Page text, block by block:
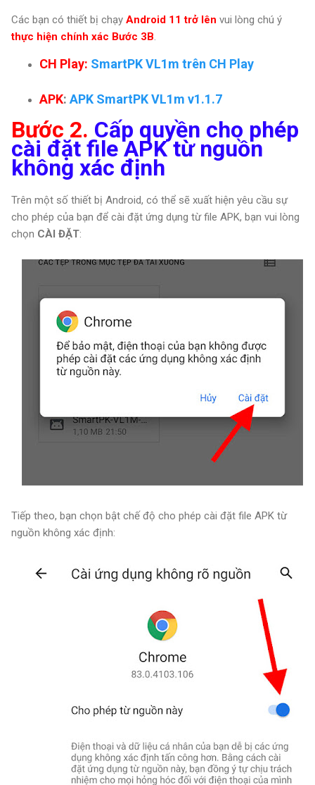
Các bạn có thiết bị chạy Android 11 trở lên vui lòng chú ý
thực hiện chính xác Bước 3B
CH Play: SmartPK VL1m trên CH Play
APK: APK SmartPK VL1m v1.1.7
Bước 2. Cấp quyền cho phép
cài đặt file APK từ nguồn
không xác định
Trên một số thiết bị Android, có thể sẽ xuất hiện yêu cầu sự
cho phép của bạn để cài đặt ứng dụng từ file APK, bạn vui lòng
chọn CÀI ĐẶT:
Tiếp theo, bạn chọn bật chế độ cho phép cài đặt file APK từ
nguồn không xác định: